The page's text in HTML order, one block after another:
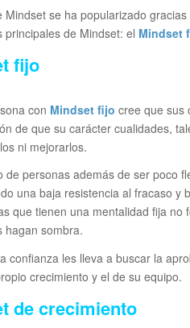
Mindset se ha popularizado
principales de Mindset: el Mindset
fijo
con Mindset fijo cree que sus
de que su carácter cualidades,
ni mejorarlos.
de personas además de ser poco
una baja resistencia al fracaso y
que tienen una mentalidad fija
hagan sombra.
confianza les lleva a buscar la
crecimiento y el de su equipo.
de crecimiento